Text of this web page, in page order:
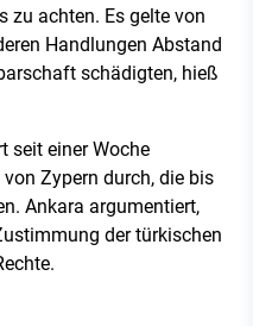
zu achten. Es gelte von
Handlungen Abstand
schädigten, hieß
seit einer Woche
Zypern durch, die bis
Ankara argumentiert,
der türkischen